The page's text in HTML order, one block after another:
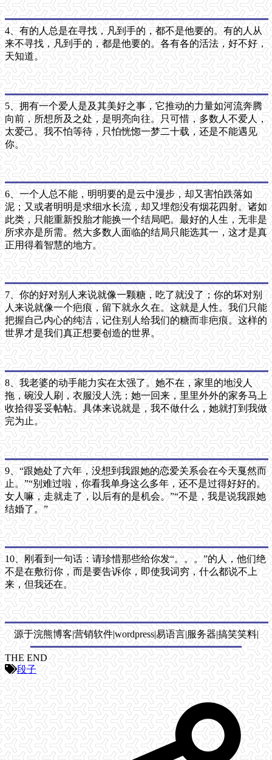
4、有的人总是在寻找，凡到手的，都不是他要的。有的人从
来不寻找，凡到手的，都是他要的。各有各的活法，好不好，
天知道。
5、拥有一个爱人是及其美好之事，它推动的力量如河流奔腾
向前，所想所及之处，是明亮向往。只可惜，多数人不爱人，
太爱己。我不怕等待，只怕恍惚一梦二十载，还是不能遇见
你。
6、一个人总不能，明明要的是云中漫步，却又害怕跌落如
泥；又或者明明是求细水长流，却又埋怨没有烟花四射。诸如
此类，只能重新投胎才能换一个结局吧。最好的人生，无非是
所求亦是所需。然大多数人面临的结局只能选其一，这才是真
正用得着智慧的地方。
7、你的好对别人来说就像一颗糖，吃了就没了；你的坏对别
人来说就像一个疤痕，留下就永久在。这就是人性。我们只能
把握自己内心的纯洁，记住别人给我们的糖而非疤痕。这样的
世界才是我们真正想要创造的世界。
8、我老婆的动手能力实在太强了。她不在，家里的地没人
拖，碗没人刷，衣服没人洗；她一回来，里里外外的家务马上
收拾得妥妥帖帖。具体来说就是，我不做什么，她就打到我做
完为止。
9、“跟她处了六年，没想到我跟她的恋爱关系会在今天戛然而
止。”“别难过啦，你看我单身这么多年，还不是过得好好的。
女人嘛，走就走了，以后有的是机会。”“不是，我是说我跟她
结婚了。”
10、刚看到一句话：请珍惜那些给你发“。。。”的人，他们绝
不是在敷衍你，而是要告诉你，即使我词穷，什么都说不上
来，但我还在。
源于浣熊博客|营销软件|wordpress|易语言|服务器|搞笑笑料|
THE END
段子